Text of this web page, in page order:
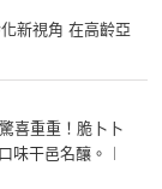
新視角 在高齡亞
喜重重！脆卜卜
味干邑名釀。︱